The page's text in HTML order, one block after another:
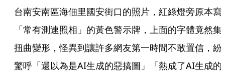
台南安南區海佃里國安街口的照片，紅綠燈旁原本寫
「常有測速照相」的黃色警示牌，上面的字體竟然集
扭曲變形，怪異到讓許多網友第一時間不敢置信，紛
驚呼「還以為是AI生成的惡搞圖」「熱成了AI生成的